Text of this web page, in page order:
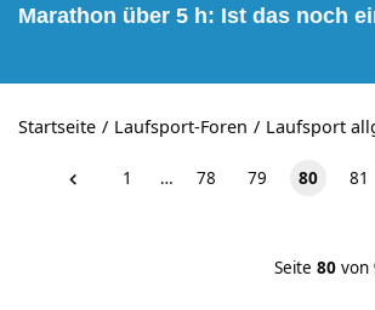
Marathon über 5 h: Ist das noch
Startseite Laufsport-Foren Laufsport
1 … 78 79 80 81
Seite 80 von